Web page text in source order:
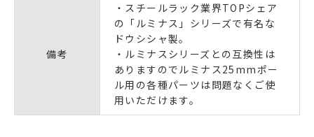
備考
・スチールラック業界TOPシェア
の「ルミナス」シリーズで有名な
ドウシシャ製。
・ルミナスシリーズとの互換性は
ありますのでルミナス25mmポー
ル用の各種パーツは問題なくご使
用いただけます。